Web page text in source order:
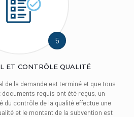
5
ET CONTRÔLE QUALITÉ
de la demande est terminé et que tous
requis ont été reçus, un
du contrôle de la qualité effectue une
et le montant de la subvention est